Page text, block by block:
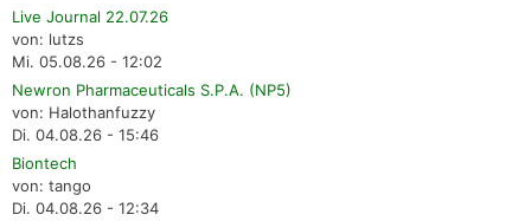
Live Journal 22.07.26
von: lutzs
Mi. 05.08.26 - 12:02
Newron Pharmaceuticals S.P.A. (NP5)
von: Halothanfuzzy
Di. 04.08.26 - 15:46
Biontech
von: tango
Di. 04.08.26 - 12:34